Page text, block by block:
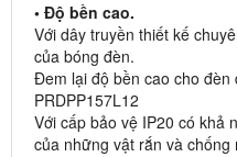
• Độ bền cao.
Với dây truyền thiết kế
của bóng đèn.
Đem lại độ bền cao cho đèn
PRDPP157L12
Với cấp bảo vệ IP20 có khả
của những vật rắn và chống